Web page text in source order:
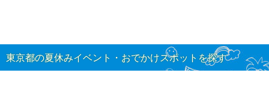
東京都の夏休みイベント・おでかけスポットを探す